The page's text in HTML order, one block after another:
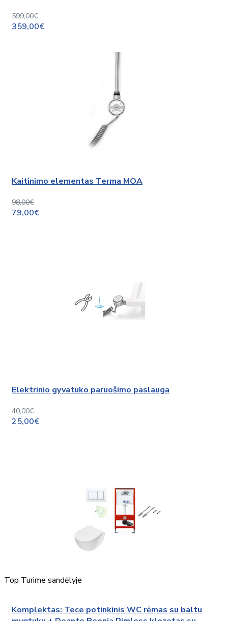
599,00€
359,00€
Kaitinimo elementas Terma MOA
98,00€
79,00€
Elektrinio gyvatuko paruošimo paslauga
40,00€
25,00€
Top Turime sandėlyje
Komplektas: Tece potinkinis WC rėmas su baltu